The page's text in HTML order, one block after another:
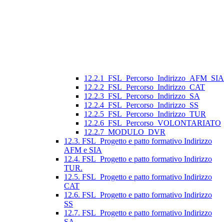
12.2.1_FSL_Percorso_Indirizzo_AFM_SIA
12.2.2_FSL_Percorso_Indirizzo_CAT
12.2.3_FSL_Percorso_Indirizzo_SA
12.2.4_FSL_Percorso_Indirizzo_SS
12.2.5_FSL_Percorso_Indirizzo_TUR
12.2.6_FSL_Percorso_VOLONTARIATO
12.2.7_MODULO_DVR
12.3. FSL_Progetto e patto formativo Indirizzo
AFM e SIA
12.4. FSL_Progetto e patto formativo Indirizzo
TUR.
12.5. FSL_Progetto e patto formativo Indirizzo
CAT
12.6. FSL_Progetto e patto formativo Indirizzo
SS
12.7. FSL_Progetto e patto formativo Indirizzo